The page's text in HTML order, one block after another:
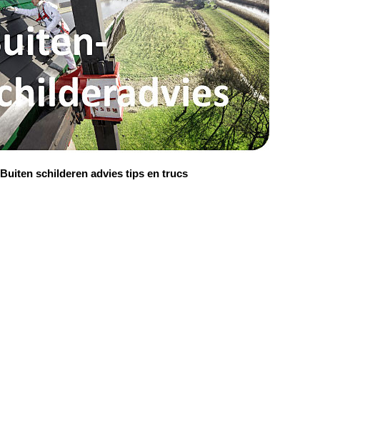
Buiten schilderen advies tips en trucs